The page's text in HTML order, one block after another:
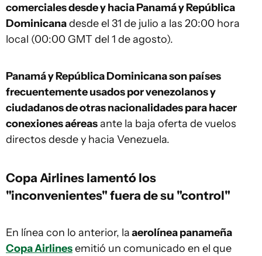
comerciales desde y hacia Panamá y República
Dominicanadesde el 31 de julio a las 20:00 hora
local (00:00 GMT del 1 de agosto).
Panamá y República Dominicana son países
frecuentemente usados por venezolanos y
ciudadanos de otras nacionalidades para hacer
conexiones aéreasante la baja oferta de vuelos
directos desde y hacia Venezuela.
Copa Airlines lamentó los
"inconvenientes" fuera de su "control"
En línea con lo anterior, laaerolínea panameña
Copa Airlinesemitió un comunicado en el que